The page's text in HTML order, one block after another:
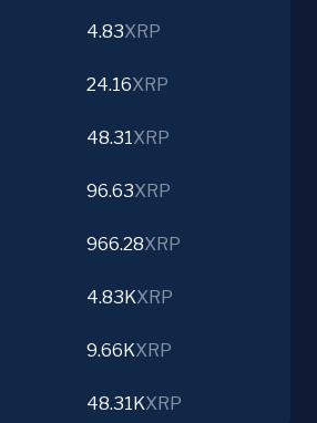
4.83XRP
24.16XRP
48.31XRP
96.63XRP
966.28XRP
4.83KXRP
9.66KXRP
48.31KXRP